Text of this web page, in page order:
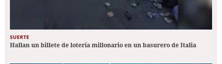
SUERTE
Hallan un billete de lotería millonario en un basurero de Italia